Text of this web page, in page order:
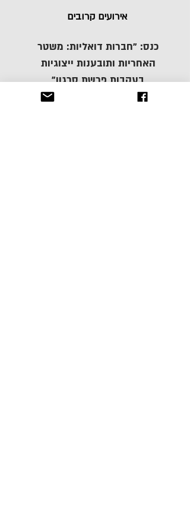
אירועים קרובים
כנס: "חברות דואליות: משטר
האחריות ותובענות ייצוגיות
בעקבות פרשת סרגון"